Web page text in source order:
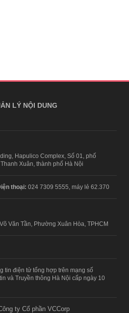
LÝ NỘI DUNG
Hapulico Complex, Số 01, phố
Xuân, thành phố Hà Nội
thoại: 024 7309 5555, máy lẻ 62.370
Văn Tần, Phường Xuân Hòa, TPHCM
tin điện tử tổng hợp trên mạng số
và Truyền thông Hà Nội cấp ngày 10
ty Cổ phần VCCorp